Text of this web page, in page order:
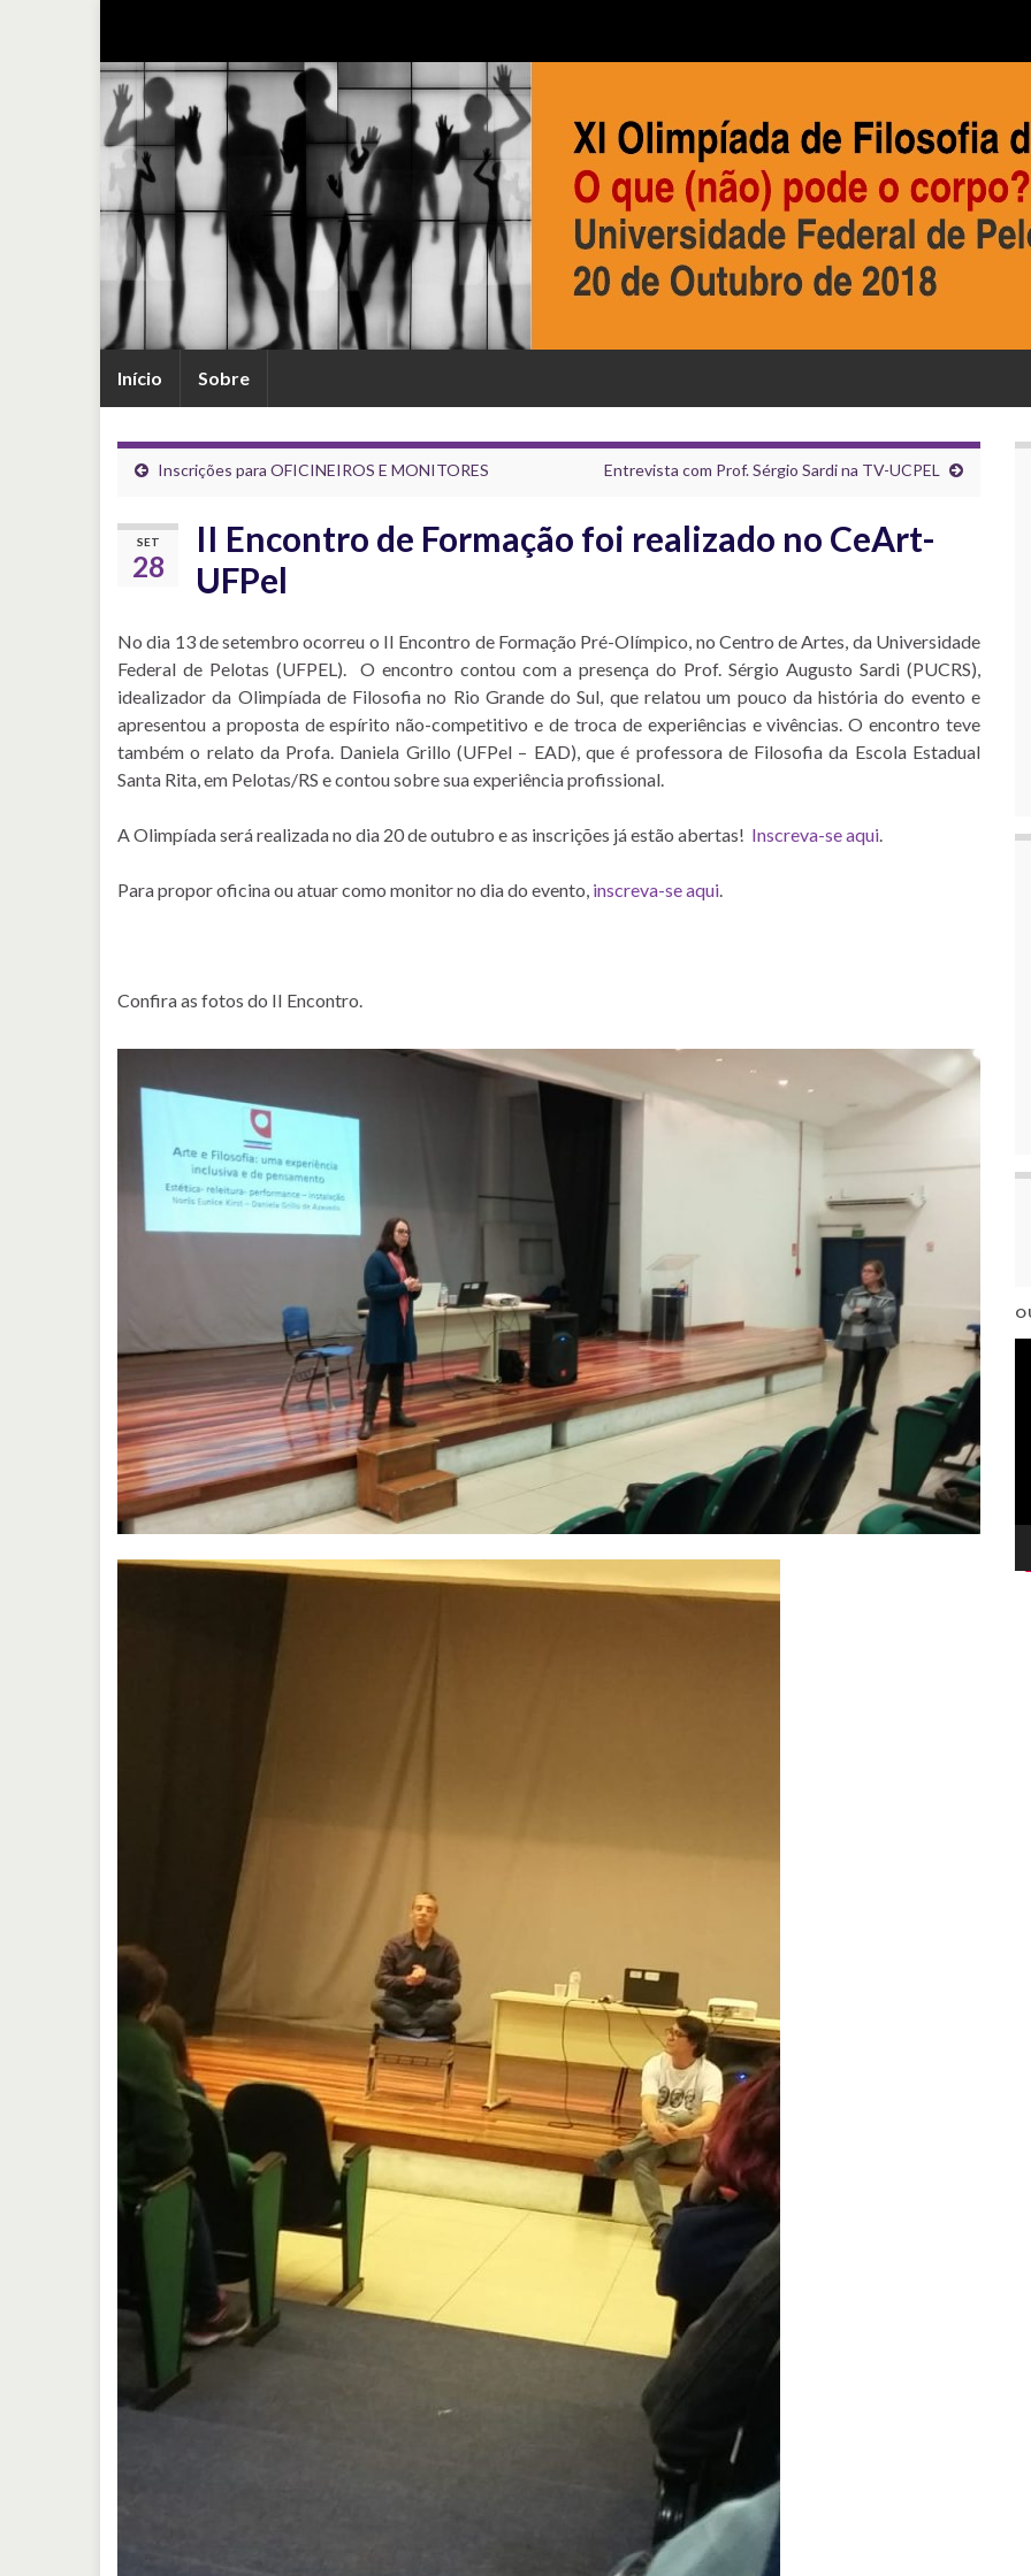
Início Sobre
Inscrições para OFICINEIROS E MONITORES Entrevista com Prof. Sérgio Sardi na TV-UCPEL
SET
28
II Encontro de Formação foi realizado no CeArt-
UFPel
No dia 13 de setembro ocorreu o II Encontro de Formação Pré-Olímpico, no Centro de Artes, da Universidade
Federal de Pelotas (UFPEL). O encontro contou com a presença do Prof. Sérgio Augusto Sardi (PUCRS),
idealizador da Olimpíada de Filosofia no Rio Grande do Sul, que relatou um pouco da história do evento e
apresentou a proposta de espírito não-competitivo e de troca de experiências e vivências. O encontro teve
também o relato da Profa. Daniela Grillo (UFPel – EAD), que é professora de Filosofia da Escola Estadual
Santa Rita, em Pelotas/RS e contou sobre sua experiência profissional.
A Olimpíada será realizada no dia 20 de outubro e as inscrições já estão abertas! Inscreva-se aqui.
Para propor oficina ou atuar como monitor no dia do evento, inscreva-se aqui.
Confira as fotos do II Encontro.